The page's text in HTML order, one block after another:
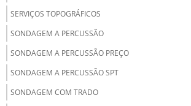
SERVIÇOS TOPOGRÁFICOS
SONDAGEM A PERCUSSÃO
SONDAGEM A PERCUSSÃO PREÇO
SONDAGEM A PERCUSSÃO SPT
SONDAGEM COM TRADO